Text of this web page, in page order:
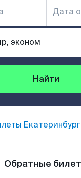
Найти
Екатеринбург
Обратные